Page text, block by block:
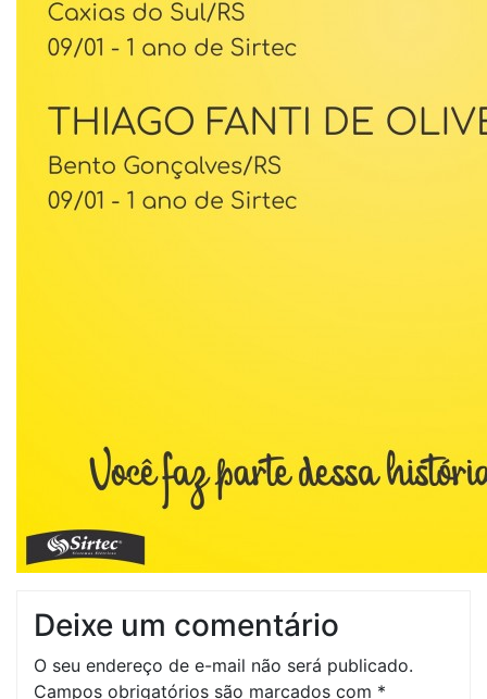
Deixe um comentário
O seu endereço de e-mail não será publicado.
Campos obrigatórios são marcados com *